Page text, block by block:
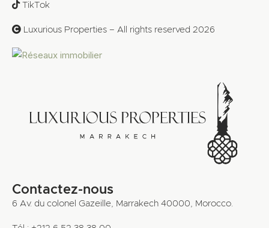
TikTok
Luxurious Properties – All rights reserved 2026
Contactez-nous
6 Av. du colonel Gazeille, Marrakech 40000, Morocco.